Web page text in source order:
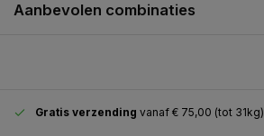
Aanbevolen combinaties
Gratis verzending vanaf € 75,00 (tot 31kg)